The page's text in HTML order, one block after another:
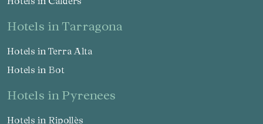
hotels in Tarragona
Hotels in Terra Alta
Hotels in Bot
hotels in Pyrenees
Hotels in Ripollès